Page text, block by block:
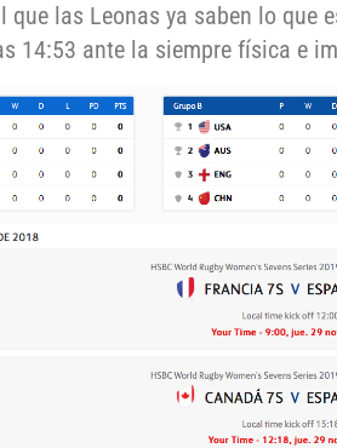
que las Leonas ya saben lo que
14:53 ante la siempre física e